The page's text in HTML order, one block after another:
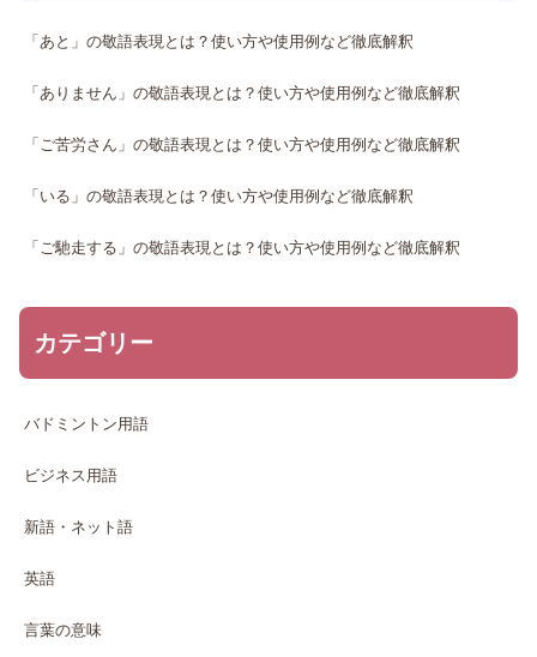
「あと」の敬語表現とは？使い方や使用例など徹底解釈
「ありません」の敬語表現とは？使い方や使用例など徹底解釈
「ご苦労さん」の敬語表現とは？使い方や使用例など徹底解釈
「いる」の敬語表現とは？使い方や使用例など徹底解釈
「ご馳走する」の敬語表現とは？使い方や使用例など徹底解釈
カテゴリー
バドミントン用語
ビジネス用語
新語・ネット語
英語
言葉の意味